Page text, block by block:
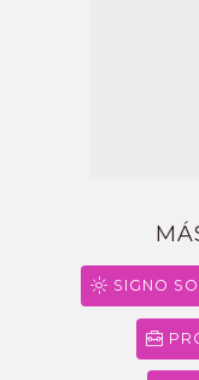
SIGNO